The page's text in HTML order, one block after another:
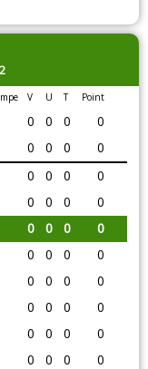
V U T Point
0 0 0
0
0 0 0
0
0 0 0
0
0 0 0
0
0 0 0
0
0 0 0
0
0 0 0
0
0 0 0
0
0 0 0
0
0 0 0
0